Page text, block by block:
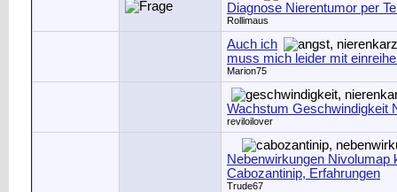
Diagnose Nierentumor per
Rollimaus
Auch ich
muss mich leider mit
Marion75
Wachstum Geschwindigkeit
reviloilover
Nebenwirkungen Nivolumap
Cabozantinip, Erfahrungen
Trude67